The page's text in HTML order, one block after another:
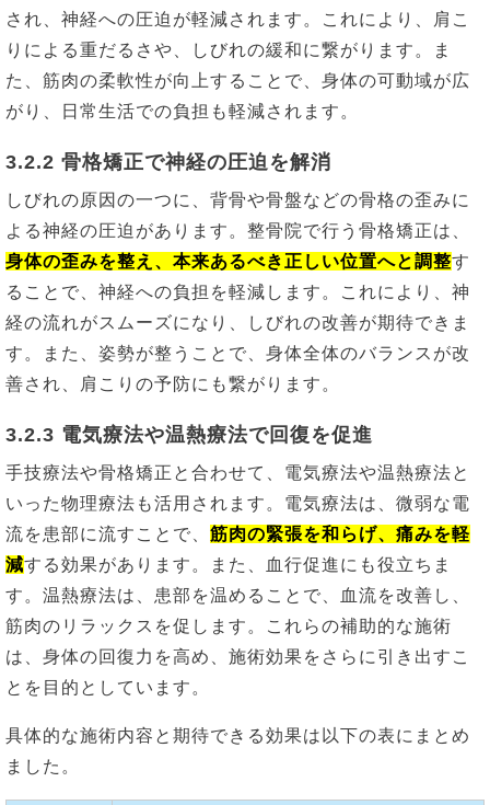
され、神経への圧迫が軽減されます。これにより、肩こ
りによる重だるさや、しびれの緩和に繋がります。ま
た、筋肉の柔軟性が向上することで、身体の可動域が広
がり、日常生活での負担も軽減されます。
3.2.2 骨格矯正で神経の圧迫を解消
しびれの原因の一つに、背骨や骨盤などの骨格の歪みに
よる神経の圧迫があります。整骨院で行う骨格矯正は、
身体の歪みを整え、本来あるべき正しい位置へと調整す
ることで、神経への負担を軽減します。これにより、神
経の流れがスムーズになり、しびれの改善が期待できま
す。また、姿勢が整うことで、身体全体のバランスが改
善され、肩こりの予防にも繋がります。
3.2.3 電気療法や温熱療法で回復を促進
手技療法や骨格矯正と合わせて、電気療法や温熱療法と
いった物理療法も活用されます。電気療法は、微弱な電
流を患部に流すことで、 筋肉の緊張を和らげ、痛みを軽
減する効果があります。また、血行促進にも役立ちま
す。温熱療法は、患部を温めることで、血流を改善し、
筋肉のリラックスを促します。これらの補助的な施術
は、身体の回復力を高め、施術効果をさらに引き出すこ
とを目的としています。
具体的な施術内容と期待できる効果は以下の表にまとめ
ました。